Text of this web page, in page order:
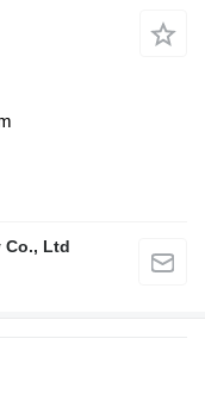
Co., Ltd